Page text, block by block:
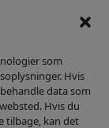
som
Hvis
data som
Hvis du
tilbage, kan det
man kan
app vi